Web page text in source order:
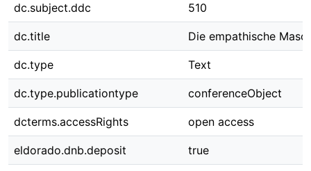
dc.subject.ddc 510
dc.title Die empathische
dc.type Text
dc.type.publicationtype conferenceObject
dcterms.accessRights open access
eldorado.dnb.deposit true